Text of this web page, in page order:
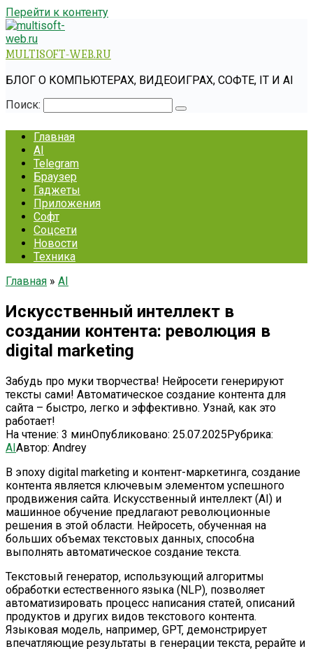
Перейти к контенту
MULTISOFT-WEB.RU
БЛОГ О КОМПЬЮТЕРАХ, ВИДЕОИГРАХ, СОФТЕ, IT И AI
Поиск:
Главная
AI
Telegram
Браузер
Гаджеты
Приложения
Софт
Соцсети
Новости
Техника
Главная » AI
Искусственный интеллект в
создании контента: революция в
digital marketing
Забудь про муки творчества! Нейросети генерируют
тексты сами! Автоматическое создание контента для
сайта – быстро, легко и эффективно. Узнай, как это
работает!
На чтение: 3 минОпубликовано: 25.07.2025Рубрика:
AIАвтор: Andrey
В эпоху digital marketing и контент-маркетинга‚ создание
контента является ключевым элементом успешного
продвижения сайта. Искусственный интеллект (AI) и
машинное обучение предлагают революционные
решения в этой области. Нейросеть‚ обученная на
больших объемах текстовых данных‚ способна
выполнять автоматическое создание текста.
Текстовый генератор‚ использующий алгоритмы
обработки естественного языка (NLP)‚ позволяет
автоматизировать процесс написания статей‚ описаний
продуктов и других видов текстового контента.
Языковая модель‚ например‚ GPT‚ демонстрирует
впечатляющие результаты в генерации текста‚ рерайте и